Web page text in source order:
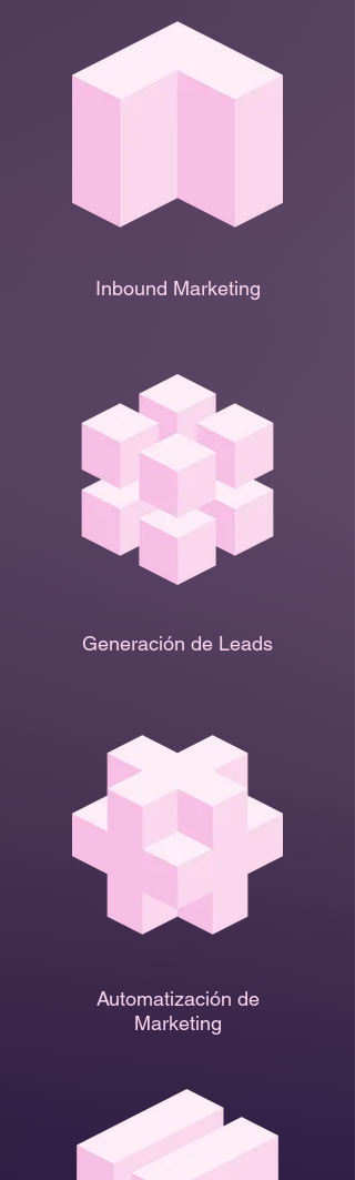
Inbound Marketing
Generación de Leads
Automatización de
Marketing